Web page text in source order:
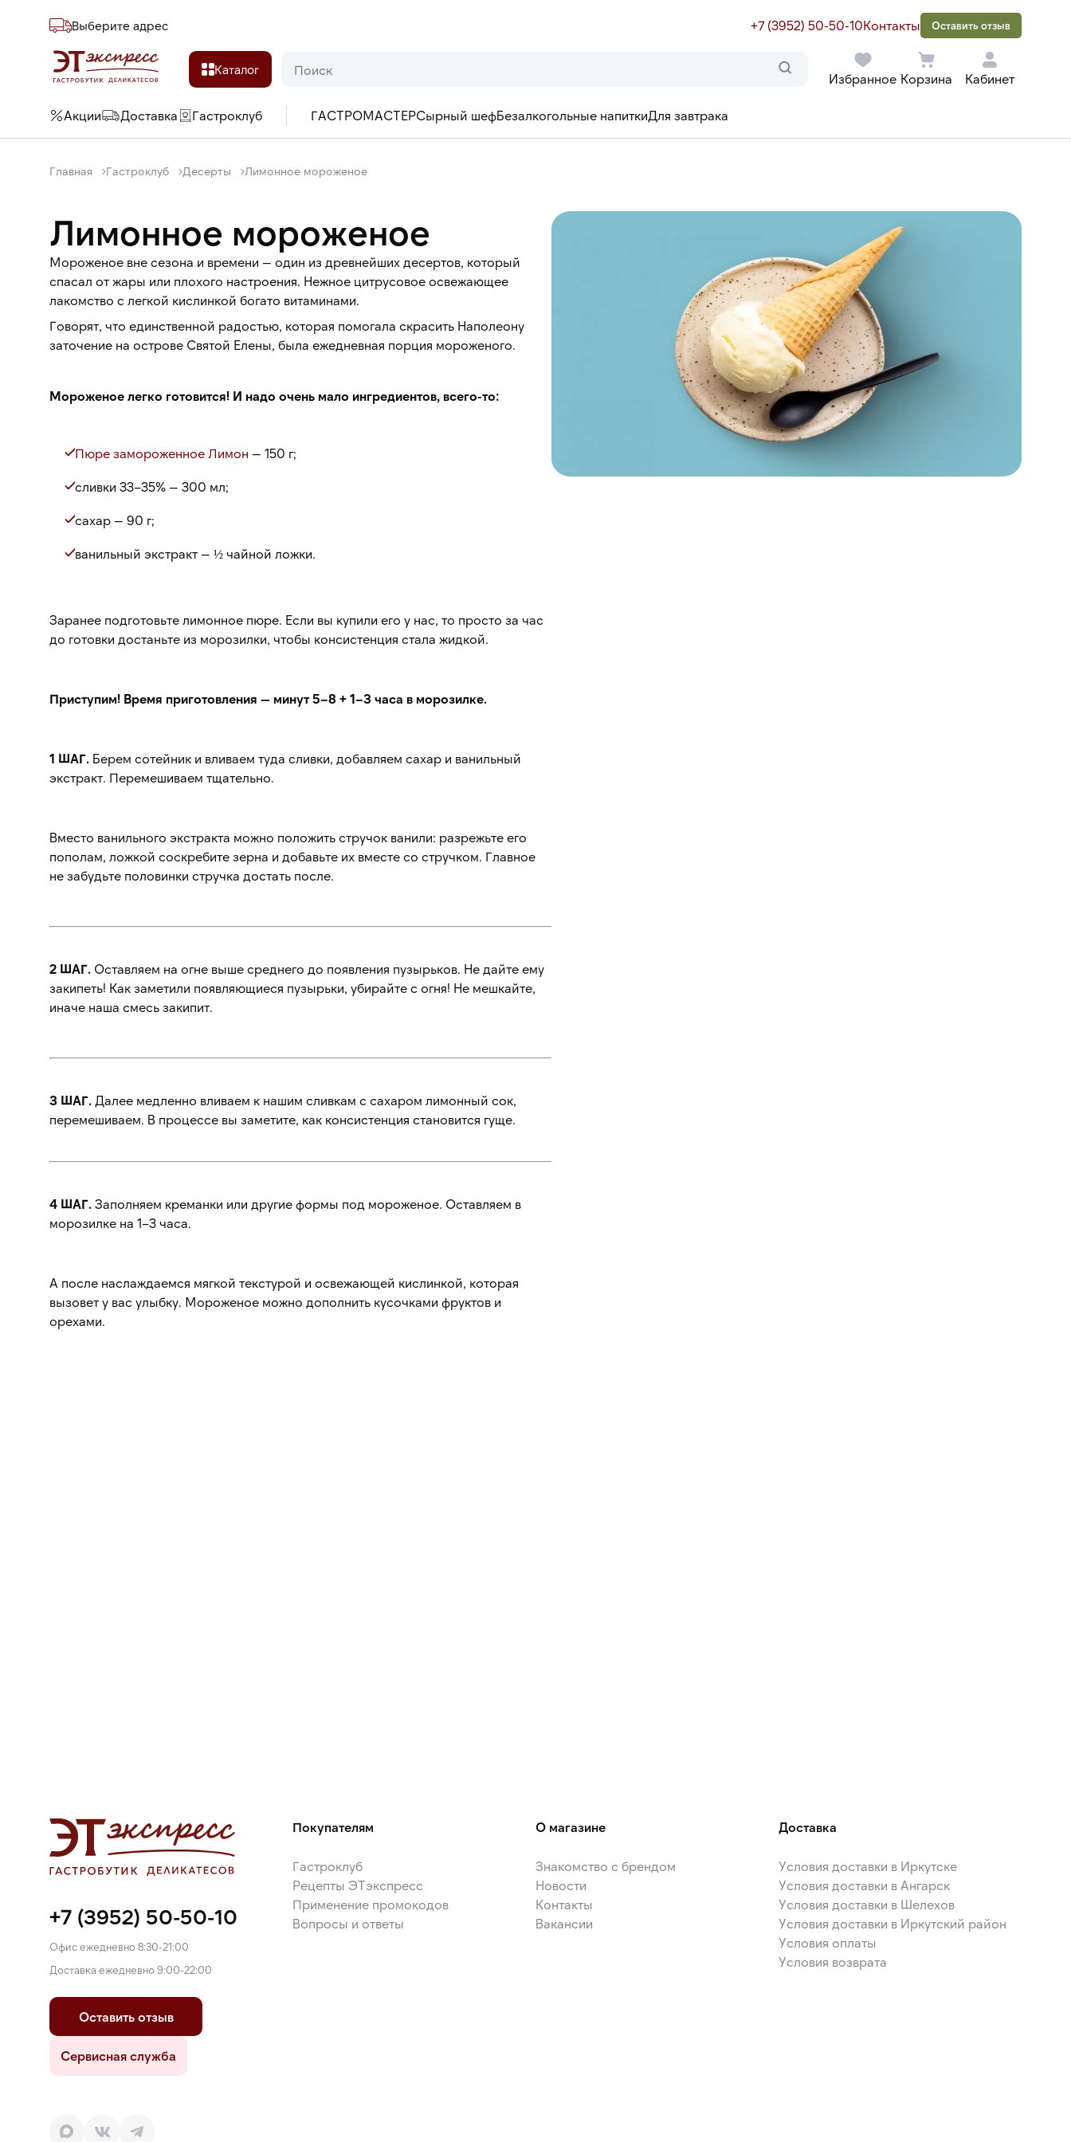
Выберите адреc +7 (3952) 50-50-10Контакты Оставить отзыв
Каталог
Избранное Корзина Кабинет
Акции Доставка Гастроклуб ГАСТРОМАСТЕРСырный шефБезалкогольные напиткиДля завтрака
Главная Гастроклуб Десерты Лимонное мороженое
Лимонное мороженое
Мороженое вне сезона и времени — один из древнейших десертов, который
спасал от жары или плохого настроения. Нежное цитрусовое освежающее
лакомство с легкой кислинкой богато витаминами.
Говорят, что единственной радостью, которая помогала скрасить Наполеону
заточение на острове Святой Елены, была ежедневная порция мороженого.
Мороженое легко готовится! И надо очень мало ингредиентов, всего-то:
Пюре замороженное Лимон — 150 г;
сливки 33–35% — 300 мл;
сахар — 90 г;
ванильный экстракт — ½ чайной ложки.
Заранее подготовьте лимонное пюре. Если вы купили его у нас, то просто за час
до готовки достаньте из морозилки, чтобы консистенция стала жидкой.
Приступим! Время приготовления — минут 5–8 + 1–3 часа в морозилке.
1 ШАГ. Берем сотейник и вливаем туда сливки, добавляем сахар и ванильный
экстракт. Перемешиваем тщательно.
Вместо ванильного экстракта можно положить стручок ванили: разрежьте его
пополам, ложкой соскребите зерна и добавьте их вместе со стручком. Главное
не забудьте половинки стручка достать после.
2 ШАГ. Оставляем на огне выше среднего до появления пузырьков. Не дайте ему
закипеть! Как заметили появляющиеся пузырьки, убирайте с огня! Не мешкайте,
иначе наша смесь закипит.
3 ШАГ. Далее медленно вливаем к нашим сливкам с сахаром лимонный сок,
перемешиваем. В процессе вы заметите, как консистенция становится гуще.
4 ШАГ. Заполняем креманки или другие формы под мороженое. Оставляем в
морозилке на 1–3 часа.
А после наслаждаемся мягкой текстурой и освежающей кислинкой, которая
вызовет у вас улыбку. Мороженое можно дополнить кусочками фруктов и
орехами.
+7 (3952) 50-50-10
Офис ежедневно 8:30-21:00
Доставка ежедневно 9:00-22:00
Оставить отзыв
Сервисная служба
Покупателям
Гастроклуб
Рецепты ЭТэкспресс
Применение промокодов
Вопросы и ответы
О магазине
Знакомство с брендом
Новости
Контакты
Вакансии
Доставка
Условия доставки в Иркутске
Условия доставки в Ангарск
Условия доставки в Шелехов
Условия доставки в Иркутский район
Условия оплаты
Условия возврата